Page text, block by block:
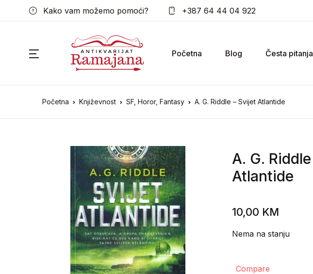
Kako vam možemo pomoći? +387 64 44 04 922
Početna Blog Česta pitanja
Početna Književnost SF, Horor, Fantasy A. G. Riddle – Svijet Atlantide
A. G. Riddle
Atlantide
10,00 KM
Nema na stanju
Compare